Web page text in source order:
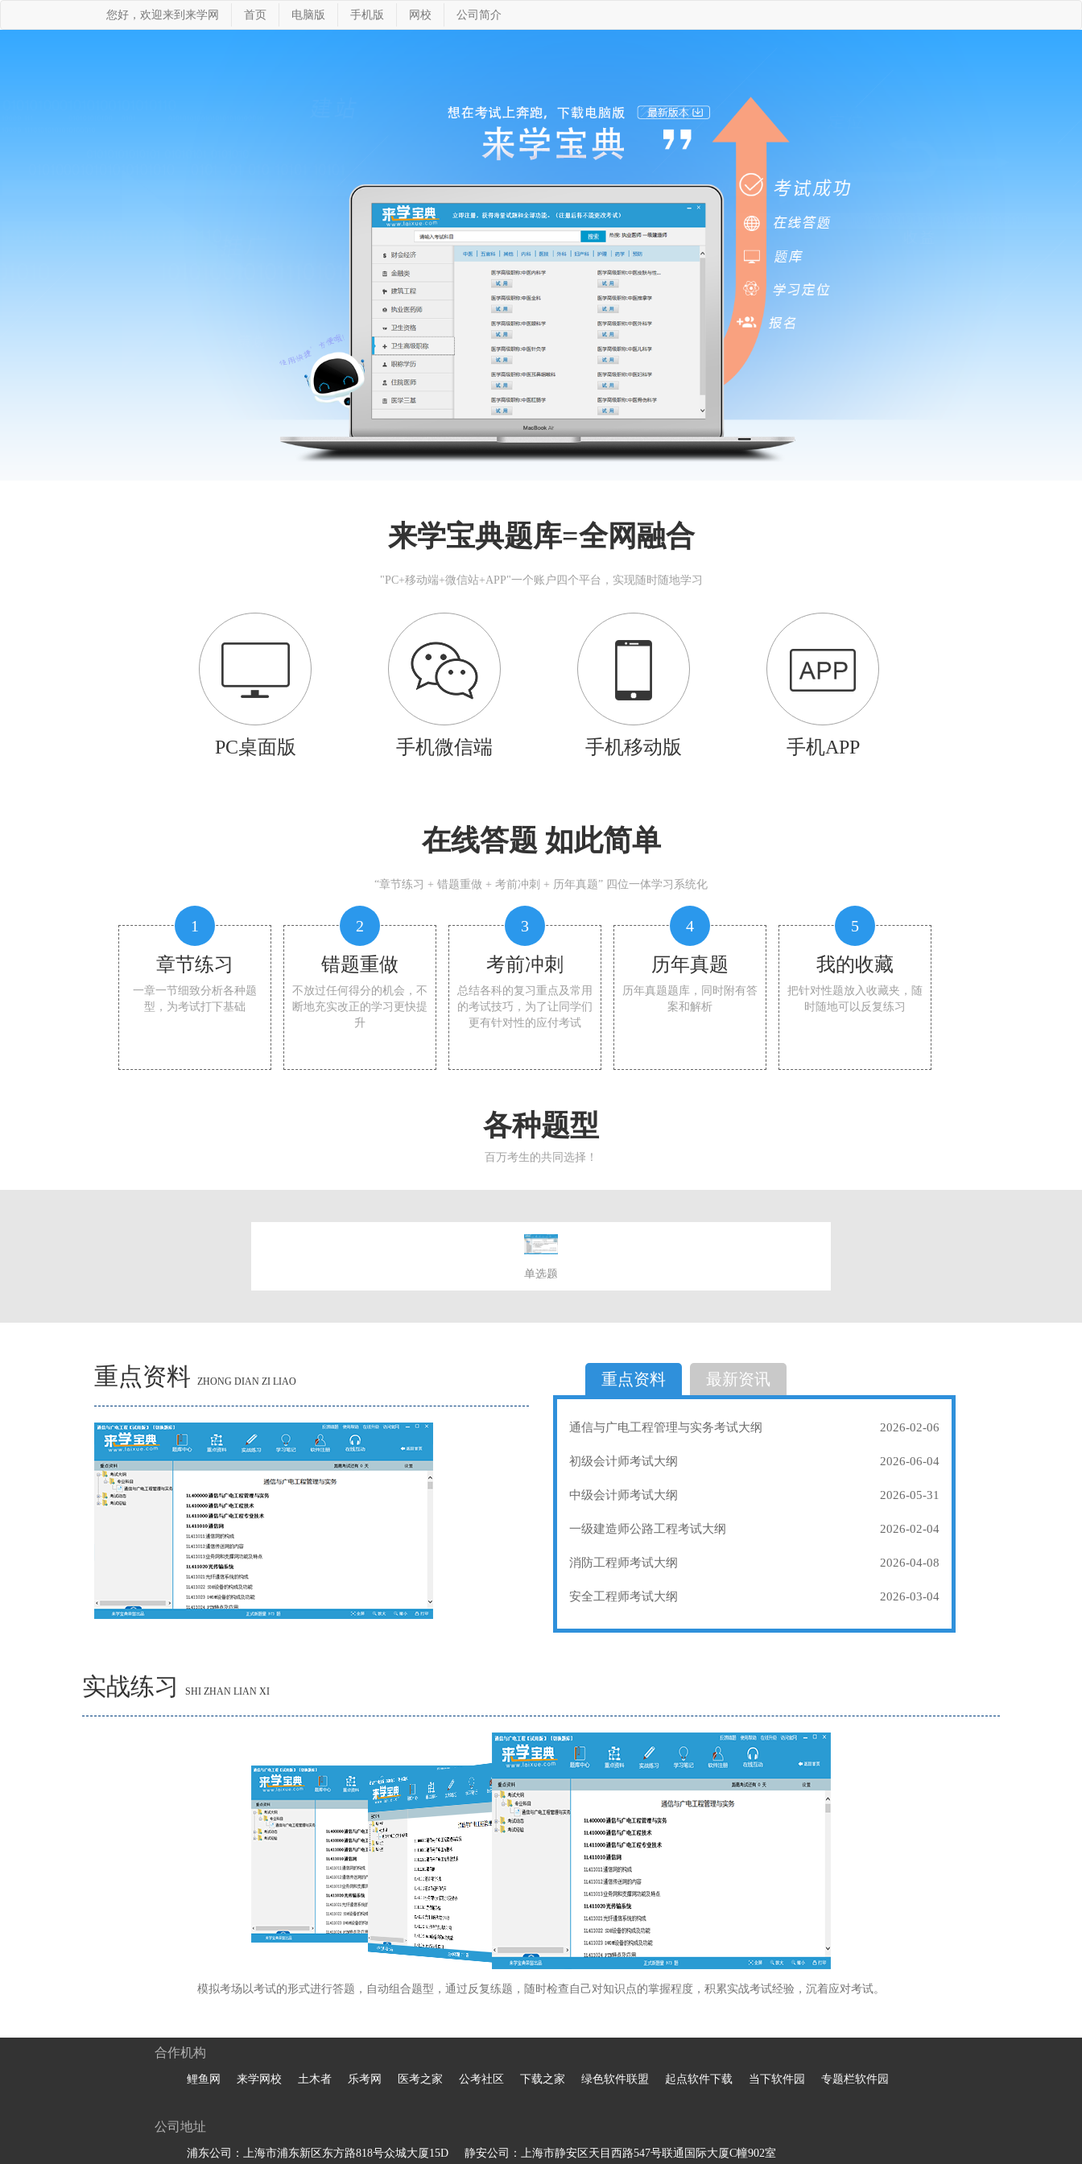
您好，欢迎来到来学网 首页 电脑版 手机版 网校 公司简介
来学宝典题库=全网融合
"PC+移动端+微信站+APP"一个账户四个平台，实现随时随地学习
PC桌面版 手机微信端 手机移动版 手机APP
在线答题 如此简单
“章节练习 + 错题重做 + 考前冲刺 + 历年真题” 四位一体学习系统化
1
章节练习
一章一节细致分析各种题
型，为考试打下基础
2
错题重做
不放过任何得分的机会，不
断地充实改正的学习更快提
升
3
考前冲刺
总结各科的复习重点及常用
的考试技巧，为了让同学们
更有针对性的应付考试
4
历年真题
历年真题题库，同时附有答
案和解析
5
我的收藏
把针对性题放入收藏夹，随
时随地可以反复练习
各种题型
百万考生的共同选择！
单选题
选择题
重点资料 ZHONG DIAN ZI LIAO 重点资料 最新资讯
通信与广电工程管理与实务考试大纲 2026-02-06
初级会计师考试大纲 2026-06-04
中级会计师考试大纲 2026-05-31
一级建造师公路工程考试大纲 2026-02-04
消防工程师考试大纲 2026-04-08
安全工程师考试大纲 2026-03-04
实战练习 SHI ZHAN LIAN XI
模拟考场以考试的形式进行答题，自动组合题型，通过反复练题，随时检查自己对知识点的掌握程度，积累实战考试经验，沉着应对考试。
合作机构
鲤鱼网 来学网校 土木者 乐考网 医考之家 公考社区 下载之家 绿色软件联盟 起点软件下载 当下软件园 专题栏软件园
公司地址
浦东公司：上海市浦东新区东方路818号众城大厦15D 静安公司：上海市静安区天目西路547号联通国际大厦C幢902室